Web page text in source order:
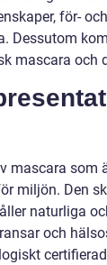
för-
Dessutom
mascara och
mascara
miljön. Den
naturliga
och